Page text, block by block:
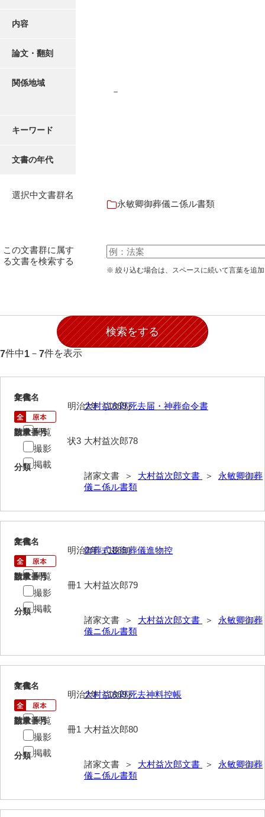
阿武家文書(美祢市２)
池田邦夫所蔵文書
石川家文書
石川卓美文庫
石田家文書（山口市）
和泉家文書
市原家文書
出羽家文書
伊藤家文書（須佐町）
井上一親文書
井上家文書（大和町）
井上家文書（防府市）
井上勉家文書（大和町）
今井家文書
入江九一文書
内容
論文・翻刻
関係地域
－
キーワード
文書の年代
選択中文書群名
永敏卿御葬儀ニ係ル書類
この文書群に属す
る文書を検索する
※ 絞り込む場合は、スペースに続いて言葉を追
7件中1 － 7件を表示
1
文書名
大村益次郎死去届・神葬命令書
請求番号
大村益次郎78
分類
諸家文書 ＞ 大村益次郎文書 ＞ 永敏卿御葬
儀ニ係ル書類
年代
明治2年［1869］
数量
状3
閲覧
撮影
掲載
2
文書名
御葬式並御葬儀進物控
請求番号
大村益次郎79
分類
諸家文書 ＞ 大村益次郎文書 ＞ 永敏卿御葬
儀ニ係ル書類
年代
明治2年［1869］
数量
冊1
閲覧
撮影
掲載
3
文書名
大村益次郎死去神料控帳
請求番号
大村益次郎80
分類
諸家文書 ＞ 大村益次郎文書 ＞ 永敏卿御葬
儀ニ係ル書類
年代
明治2年［1869］
数量
冊1
閲覧
撮影
掲載